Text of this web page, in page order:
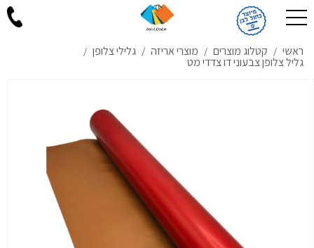
ראשי / קטלוג מוצרים / מוצרי אריזה / גלילי צלופן /
גליל צלופן צבעוני דו צדדי מט